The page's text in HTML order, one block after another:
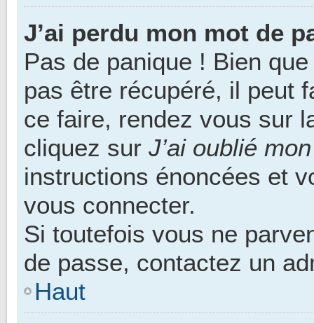
J’ai perdu mon mot de
Pas de panique ! Bien
pas être récupéré, il peut
ce faire, rendez vous sur
cliquez sur J’ai oublié
instructions énoncées et
vous connecter.
Si toutefois vous ne
de passe, contactez un
Haut